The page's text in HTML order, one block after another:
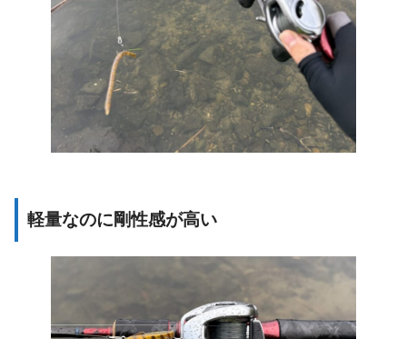
軽量なのに剛性感が高い